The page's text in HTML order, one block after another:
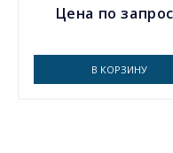
Цена по
В КОРЗИНУ